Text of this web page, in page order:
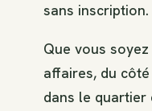
sans inscription.
Que vous
affaires, du
dans le quartier